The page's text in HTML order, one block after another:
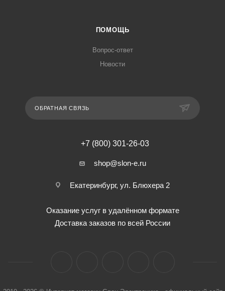
ПОМОЩЬ
Вопрос-ответ
Новости
ОБРАТНАЯ СВЯЗЬ
+7 (800) 301-26-03
shop@slon-e.ru
Екатеринбург, ул. Блюхера 2
Оказание услуг в удалённом формате
Доставка заказов по всей России